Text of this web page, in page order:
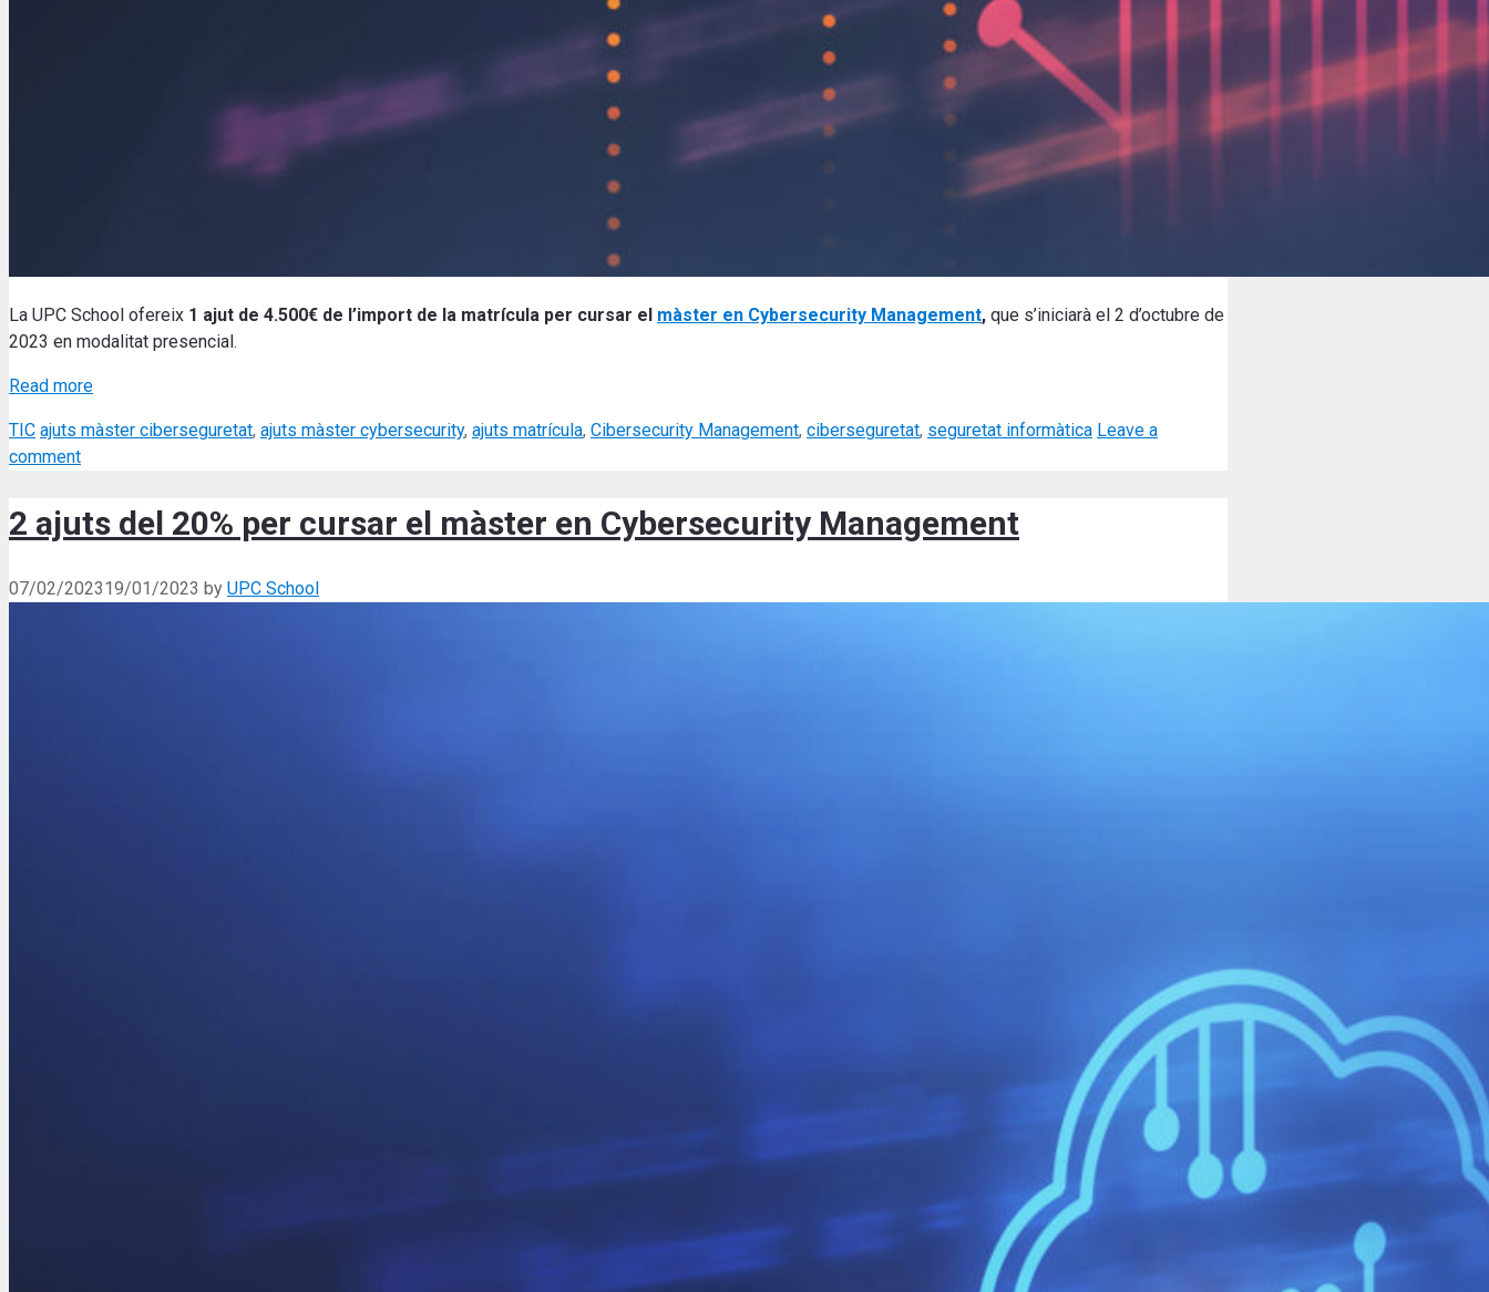
La UPC School ofereix 1 ajut de 4.500€ de l’import de la matrícula per cursar el màster en Cybersecurity Management, que s’iniciarà el 2 d’octubre de
2023 en modalitat presencial.
Read more
Categories
TIC Tags
ajuts màster ciberseguretat, ajuts màster cybersecurity, ajuts matrícula, Cibersecurity Management, ciberseguretat, seguretat informàtica Leave a
comment
2 ajuts del 20% per cursar el màster en Cybersecurity Management
07/02/202319/01/2023 by UPC School